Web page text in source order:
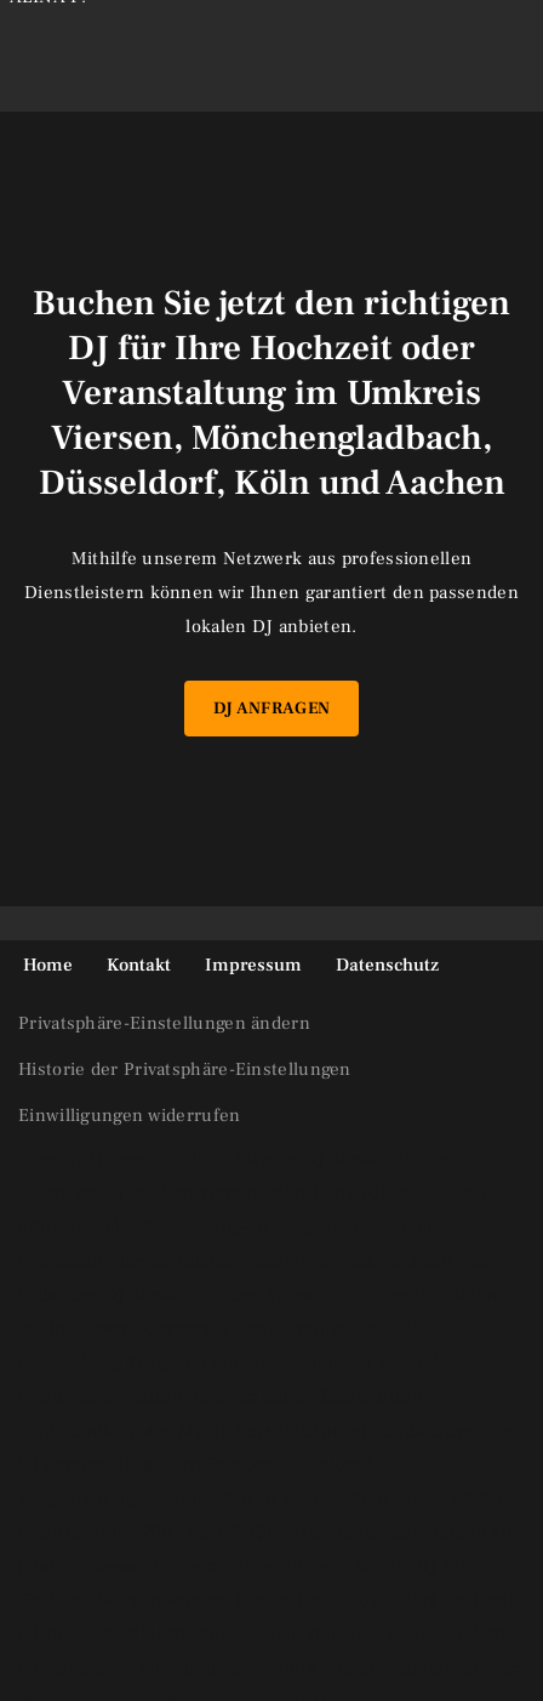
Buchen Sie jetzt den richtigen
DJ für Ihre Hochzeit oder
Veranstaltung im Umkreis
Viersen, Mönchengladbach,
Düsseldorf, Köln und Aachen
Mithilfe unserem Netzwerk aus professionellen
Dienstleistern können wir Ihnen garantiert den passenden
lokalen DJ anbieten.
DJ ANFRAGEN
Home Kontakt Impressum Datenschutz
Privatsphäre-Einstellungen ändern
Historie der Privatsphäre-Einstellungen
Einwilligungen widerrufen